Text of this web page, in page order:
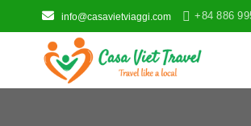
to
info@casavietviaggi.com +84 886